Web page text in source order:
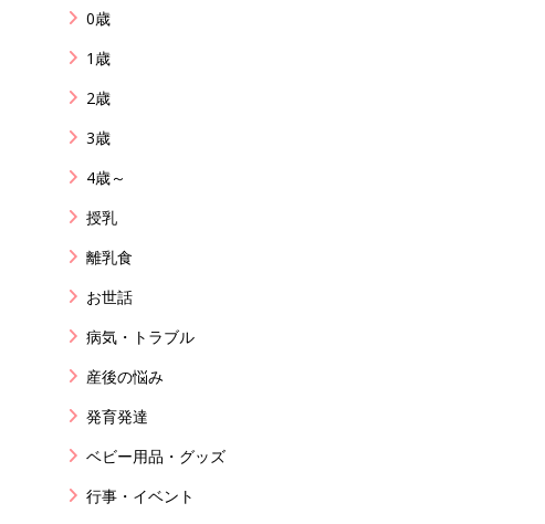
0歳
1歳
2歳
3歳
4歳～
授乳
離乳食
お世話
病気・トラブル
産後の悩み
発育発達
ベビー用品・グッズ
行事・イベント